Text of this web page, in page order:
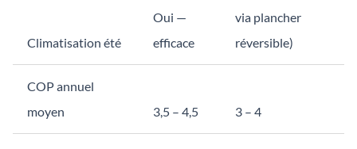
Climatisation été
Oui —
efficace
via plancher
réversible)
COP annuel
moyen
3,5 – 4,5 3 – 4